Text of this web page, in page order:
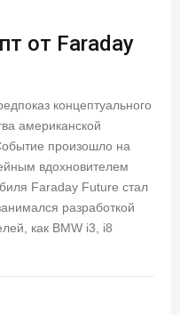
от Faraday
концептуального
американской
произошло на
вдохновителем
Faraday Future стал
разработкой
как BMW i3, i8